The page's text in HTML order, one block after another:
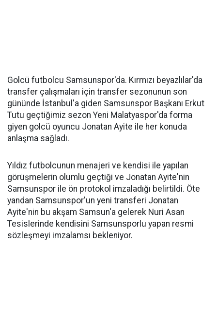
Golcü futbolcu Samsunspor'da. Kırmızı beyazlılar'da
transfer çalışmaları için transfer sezonunun son
gününde İstanbul'a giden Samsunspor Başkanı Erkut
Tutu geçtiğimiz sezon Yeni Malatyaspor'da forma
giyen golcü oyuncu Jonatan Ayite ile her konuda
anlaşma sağladı.
Yıldız futbolcunun menajeri ve kendisi ile yapılan
görüşmelerin olumlu geçtiği ve Jonatan Ayite'nin
Samsunspor ile ön protokol imzaladığı belirtildi. Öte
yandan Samsunspor'un yeni transferi Jonatan
Ayite'nin bu akşam Samsun'a gelerek Nuri Asan
Tesislerinde kendisini Samsunsporlu yapan resmi
sözleşmeyi imzalamsı bekleniyor.